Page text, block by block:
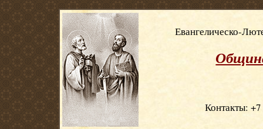
Евангелическо-
Контакты: +7